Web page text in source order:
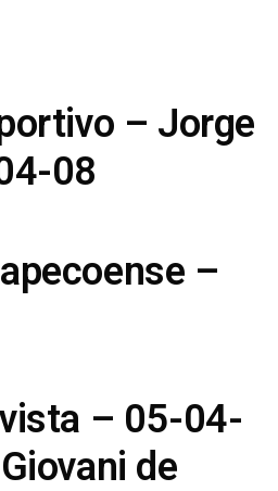
– Jorge
08
–
– 05-04-
de